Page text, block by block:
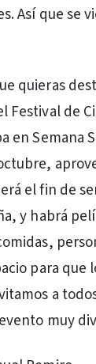
Así que se
quieras
Festival de
en Semana
el fin de
y habrá
para que
a
muy